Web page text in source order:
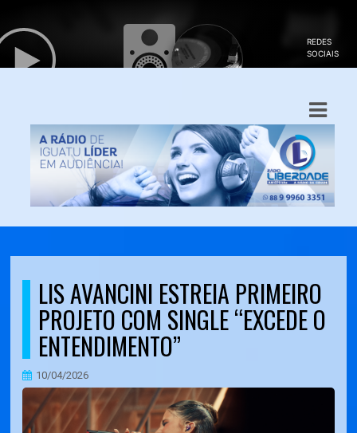
LIS AVANCINI ESTREIA PRIMEIRO
PROJETO COM SINGLE “EXCEDE O
ENTENDIMENTO”
10/04/2026